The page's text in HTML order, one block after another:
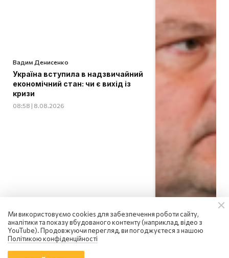
Вадим Денисенко
Україна вступила в надзвичайний
економічний стан: чи є вихід із
кризи
08:58 | 8.08.2026
Ми використовуємо cookies для забезпечення роботи сайту,
аналітики та показу вбудованого контенту (наприклад, відео з
YouTube). Продовжуючи перегляд, ви погоджуєтеся з нашою
Політикою конфіденційності